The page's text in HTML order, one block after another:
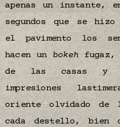
apenas un instante,
segundos que se
el pavimento los
hacen unbokehfugaz,
de las casas y
impresiones
oriente olvidado de
cada destello,